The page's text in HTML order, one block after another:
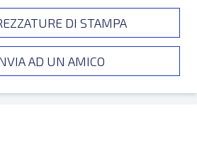
DI STAMPA
AD UN AMICO